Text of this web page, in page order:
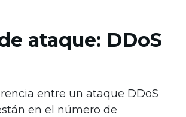
ataque: DDoS
entre un ataque DDoS
en el número de